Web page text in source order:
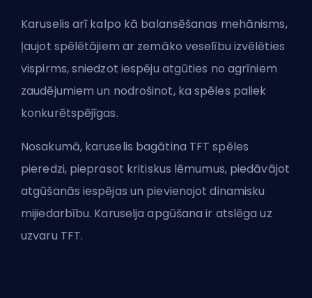
Karuselis arī kalpo kā balansēšanas mehānisms,
ļaujot spēlētājiem ar zemāko veselību izvēlēties
vispirms, sniedzot iespēju atgūties no agrīniem
zaudējumiem un nodrošinot, ka spēles paliek
konkurētspējīgas.
Nosakumā, karuselis bagātina TFT spēles
pieredzi, pieprasot kritiskus lēmumus, piedāvājot
atgūšanās iespējas un pievienojot dinamisku
mijiedarbību. Karuselja apgūšana ir atslēga uz
uzvaru TFT.